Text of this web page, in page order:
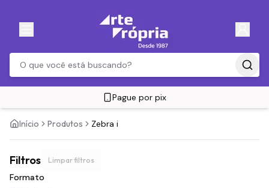
Pague por pix
Início Produtos Zebra i
Filtros Limpar filtros
Formato